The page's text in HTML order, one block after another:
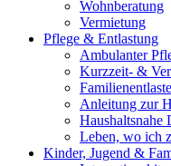
Wohnberatung
Vermietung
Pflege & Entlastung
Ambulanter
Kurzzeit- &
Anleitung zur
Haushaltsnahe
Leben, wo ich
Kinder, Jugend &